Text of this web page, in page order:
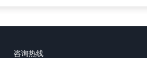
咨询热线